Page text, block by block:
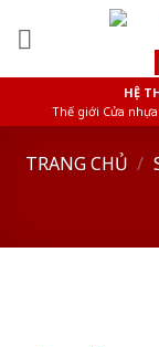
HỆ
Thế giới Cửa
TRANG CHỦ /